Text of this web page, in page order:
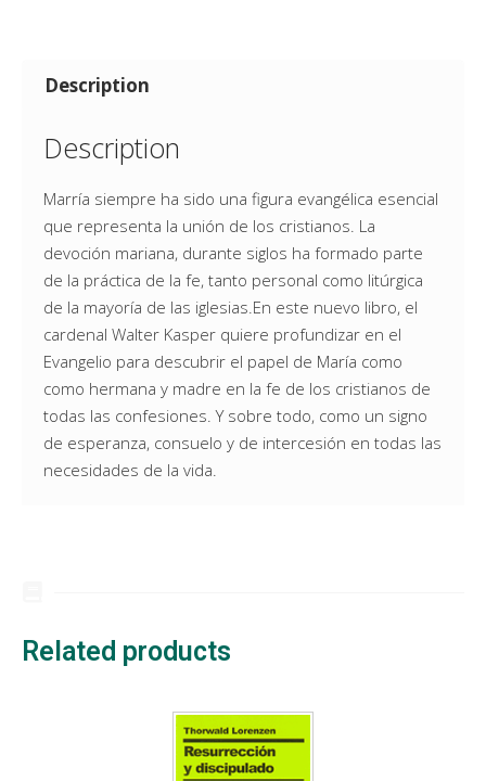
Description
Description
Marría siempre ha sido una figura evangélica esencial
que representa la unión de los cristianos. La
devoción mariana, durante siglos ha formado parte
de la práctica de la fe, tanto personal como litúrgica
de la mayoría de las iglesias.En este nuevo libro, el
cardenal Walter Kasper quiere profundizar en el
Evangelio para descubrir el papel de María como
como hermana y madre en la fe de los cristianos de
todas las confesiones. Y sobre todo, como un signo
de esperanza, consuelo y de intercesión en todas las
necesidades de la vida.
Related products